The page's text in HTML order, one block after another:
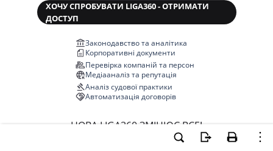
ХОЧУ СПРОБУВАТИ LIGA360 - ОТРИМАТИ
ДОСТУП
Законодавство та аналітика
Корпоративні документи
Перевірка компаній та персон
Медіааналіз та репутація
Аналіз судової практики
Автоматизація договорів
НОВА LIGA360 ЗМІНЮЄ ВСЕ!